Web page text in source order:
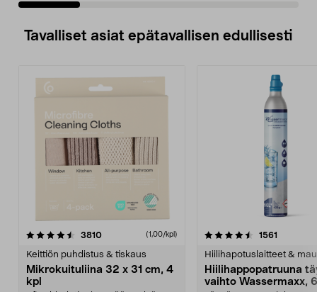
Tavalliset asiat epätavallisen edullisesti
3810arvostelut (1,00/kpl)
Keittiön puhdistus & tiskaus
Mikrokuituliina 32 x 31 cm, 4
kpl
4.5viidestä
1561
Hiilihapotuslaitteet &
Hiilihappopatruuna
vaihto Wassermaxx,
4.5viidestä